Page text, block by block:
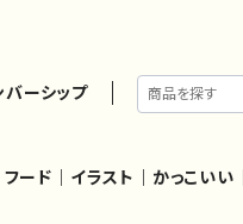
バーシップ
ード｜イラスト｜かっこいい